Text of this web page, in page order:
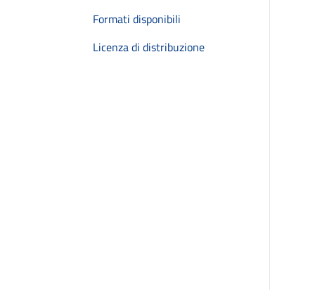
Formati disponibili
Licenza di distribuzione